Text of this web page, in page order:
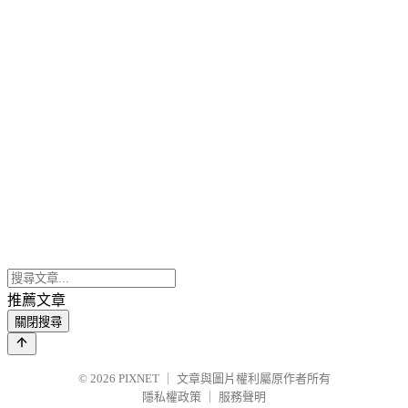
推薦文章
關閉搜尋
© 2026 PIXNET
文章與圖片權利屬原作者所有
隱私權政策
服務聲明